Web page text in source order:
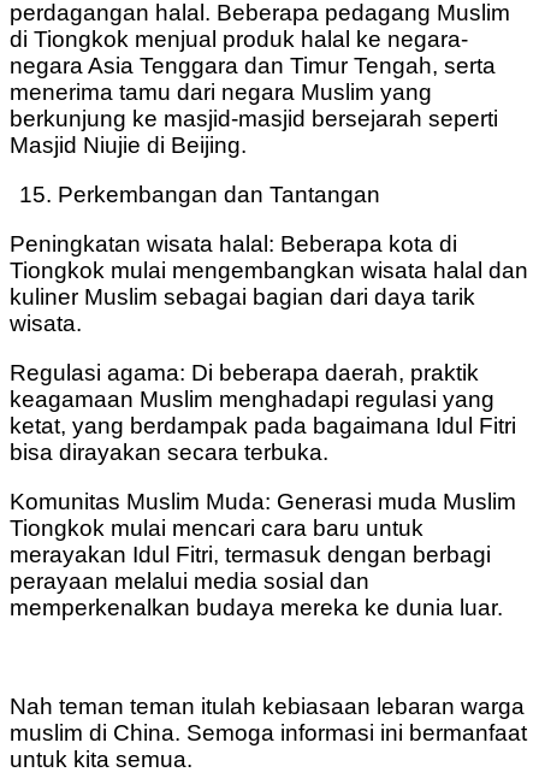
perdagangan halal. Beberapa pedagang Muslim
di Tiongkok menjual produk halal ke negara-
negara Asia Tenggara dan Timur Tengah, serta
menerima tamu dari negara Muslim yang
berkunjung ke masjid-masjid bersejarah seperti
Masjid Niujie di Beijing.
Perkembangan dan Tantangan
Peningkatan wisata halal: Beberapa kota di
Tiongkok mulai mengembangkan wisata halal dan
kuliner Muslim sebagai bagian dari daya tarik
wisata.
Regulasi agama: Di beberapa daerah, praktik
keagamaan Muslim menghadapi regulasi yang
ketat, yang berdampak pada bagaimana Idul Fitri
bisa dirayakan secara terbuka.
Komunitas Muslim Muda: Generasi muda Muslim
Tiongkok mulai mencari cara baru untuk
merayakan Idul Fitri, termasuk dengan berbagi
perayaan melalui media sosial dan
memperkenalkan budaya mereka ke dunia luar.
Nah teman teman itulah kebiasaan lebaran warga
muslim di China. Semoga informasi ini bermanfaat
untuk kita semua.